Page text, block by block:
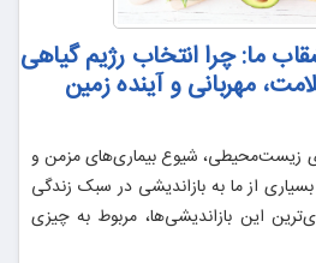
ما: چرا انتخاب رژیم گیاهی
مهربانی و آینده زمین
زیست‌محیطی، شیوع بیماری‌های مزمن و
از ما به بازاندیشی در سبک زندگی
این بازاندیشی‌ها، مربوط به چیزی